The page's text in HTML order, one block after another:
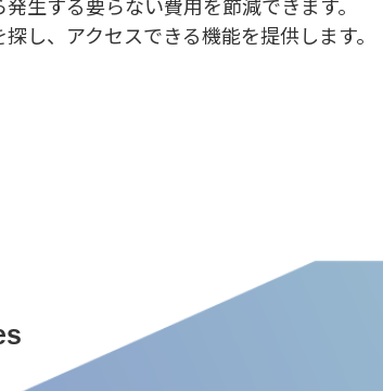
し、アクセスできる機能を提供します。